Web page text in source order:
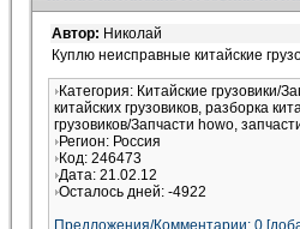
Автор: Николай
Куплю неисправные китайские
Категория: Китайские грузовики/
китайских грузовиков, разборка
грузовиков/Запчасти howo,
Регион: Россия
Код: 246473
Дата: 21.02.12
Осталось дней: -4922
Предложения/Комментарии: 0